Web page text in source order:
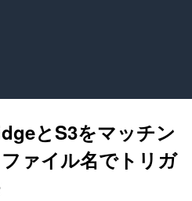
とS3をマッチン
ァイル名でトリガ